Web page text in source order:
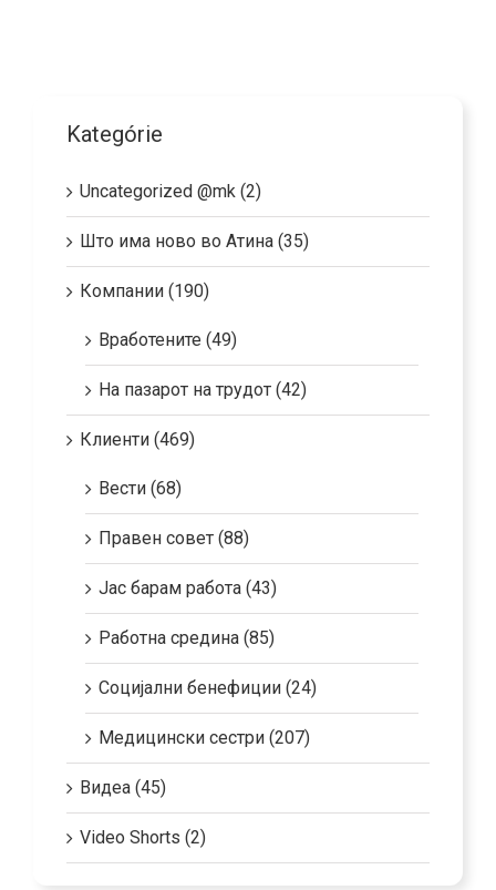
Kategórie
Uncategorized @mk (2)
Што има ново во Атина (35)
Компании (190)
Вработените (49)
На пазарот на трудот (42)
Клиенти (469)
Вести (68)
Правен совет (88)
Јас барам работа (43)
Работна средина (85)
Социјални бенефиции (24)
Медицински сестри (207)
Видеа (45)
Video Shorts (2)